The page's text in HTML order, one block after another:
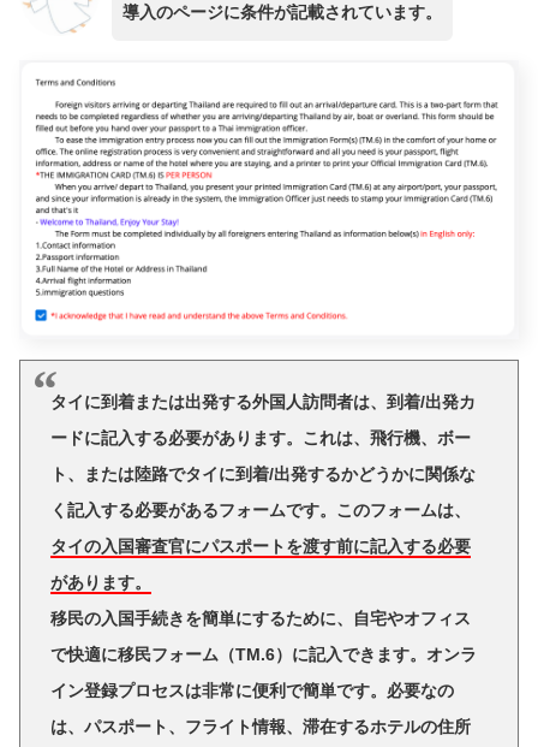
導入のページに条件が記載されています。
タイに到着または出発する外国人訪問者は、到着/出発カ
ードに記入する必要があります。これは、飛行機、ボー
ト、または陸路でタイに到着/出発するかどうかに関係な
く記入する必要があるフォームです。このフォームは、
タイの入国審査官にパスポートを渡す前に記入する必要
があります。
移民の入国手続きを簡単にするために、自宅やオフィス
で快適に移民フォーム（TM.6）に記入できます。オンラ
イン登録プロセスは非常に便利で簡単です。必要なの
は、パスポート、フライト情報、滞在するホテルの住所